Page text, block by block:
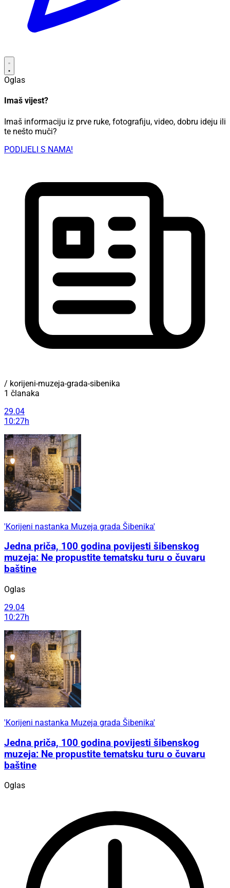
Oglas
Imaš vijest?
Imaš informaciju iz prve ruke, fotografiju, video, dobru ideju ili
te nešto muči?
PODIJELI S NAMA!
/ korijeni-muzeja-grada-sibenika
1 članaka
29.04
10:27h
'Korijeni nastanka Muzeja grada Šibenika'
Jedna priča, 100 godina povijesti šibenskog
muzeja: Ne propustite tematsku turu o čuvaru
baštine
Oglas
29.04
10:27h
'Korijeni nastanka Muzeja grada Šibenika'
Jedna priča, 100 godina povijesti šibenskog
muzeja: Ne propustite tematsku turu o čuvaru
baštine
Oglas